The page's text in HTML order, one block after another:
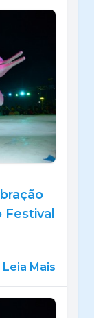
Festival
Leia Mais